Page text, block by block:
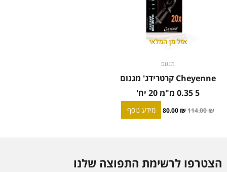
אזל מן המלאי
מגנום
Cheyenne קרטרידג' מגנום
5 0.35 מ"מ 20 יח'
114.00₪
80.00 ₪ מידע נוסף
הצטרפו לרשימת התפוצה שלנו